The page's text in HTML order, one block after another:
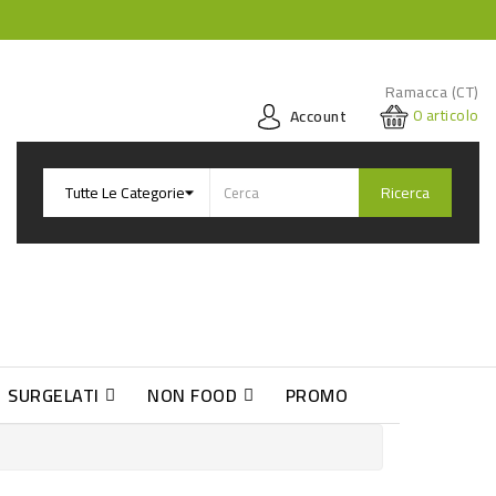
Ramacca (CT)
Account
0articolo
Ricerca
SURGELATI NON FOOD PROMO